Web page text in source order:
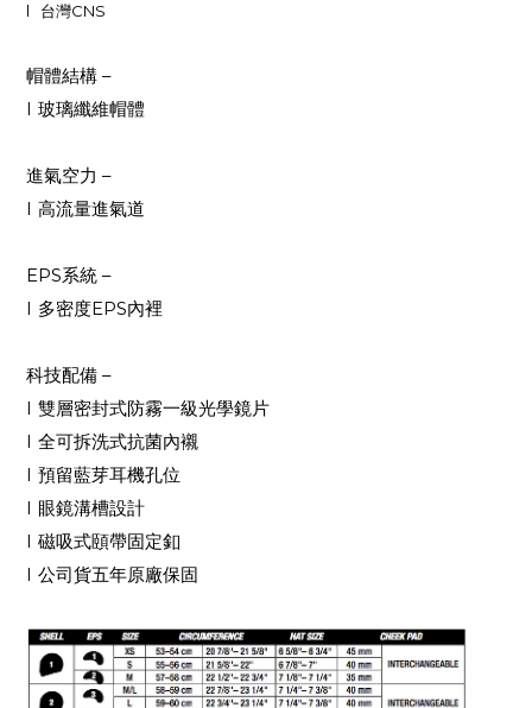
l 台灣CNS
帽體結構 –
l 玻璃纖維帽體
進氣空力 –
l 高流量進氣道
EPS系統 –
l 多密度EPS內裡
科技配備 –
l 雙層密封式防霧一級光學鏡片
l 全可拆洗式抗菌內襯
l 預留藍芽耳機孔位
l 眼鏡溝槽設計
l 磁吸式頤帶固定釦
l 公司貨五年原廠保固